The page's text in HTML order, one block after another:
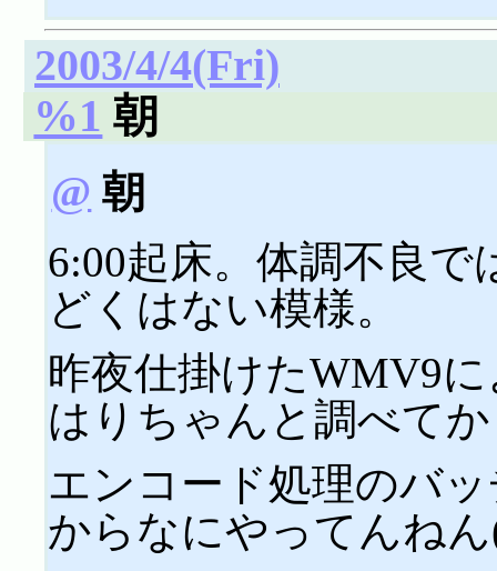
2003/4/4(Fri)
%1 朝
@ 朝
6:00起床。体調不良
どくはない模様。
昨夜仕掛けたWMV9
はりちゃんと調べて
エンコード処理のバ
からなにやってんね